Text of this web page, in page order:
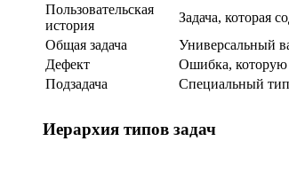
Пользовательская
история
Задача, которая
Общая задача
Универсальный
Дефект
Ошибка, которую
Подзадача
Специальный тип
Иерархия типов задач